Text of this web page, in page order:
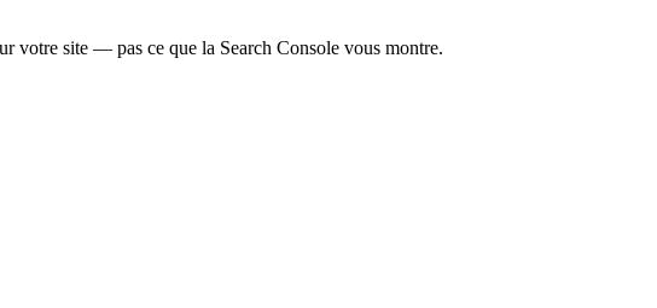
votre site — pas ce que la Search Console vous montre.